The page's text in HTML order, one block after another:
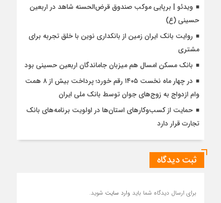
ویدئو | برپایی موکب صندوق قرض‌الحسنه شاهد در اربعین
حسینی (ع)
روایت بانک ایران زمین از بانکداری نوین با خلق تجربه برای
مشتری
بانک مسکن امسال هم میزبان جاماندگان اربعین حسینی بود
در چهار ماه نخست ۱۴۰۵ رقم خورد؛ پرداخت بیش از ۸ همت
وام ازدواج به زوج‌های جوان توسط بانک ملی ایران
حمایت از کسب‌وکارهای استان‌ها در اولویت برنامه‌های بانک
تجارت قرار دارد
ثبت دیدگاه
برای ارسال دیدگاه شما باید وارد سایت شوید.